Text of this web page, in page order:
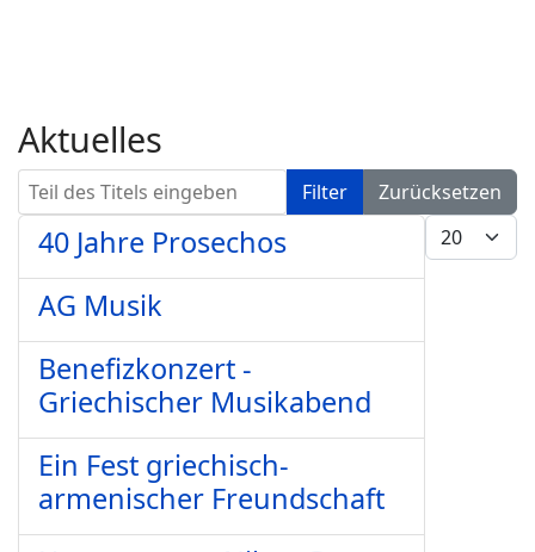
Aktuelles
Teil des Titels eingeben Filter
Zurücksetzen
Anzeige #
40 Jahre Prosechos
AG Musik
Benefizkonzert -
Griechischer Musikabend
Ein Fest griechisch-
armenischer Freundschaft